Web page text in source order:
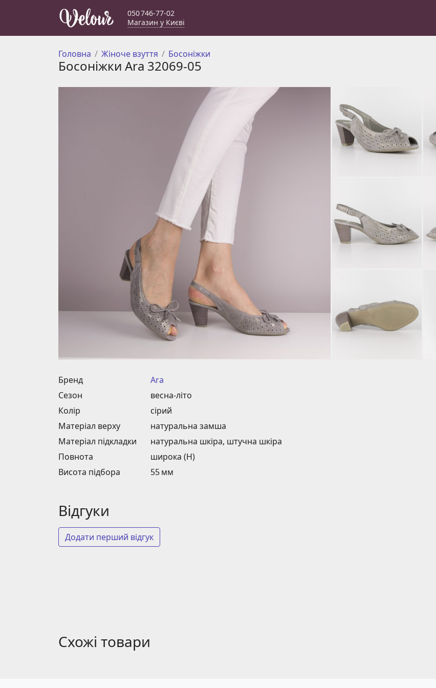
050 746-77-02
Магазин у Києві
Головна Жіноче взуття Босоніжки
Босоніжки Ara 32069-05
Бренд
Ara
Сезон
весна-літо
Колір
сірий
Матеріал верху
натуральна замша
Матеріал підкладки
натуральна шкіра, штучна шкіра
Повнота
широка (H)
Висота підбора
55 мм
Відгуки
Додати перший відгук
Схожі товари